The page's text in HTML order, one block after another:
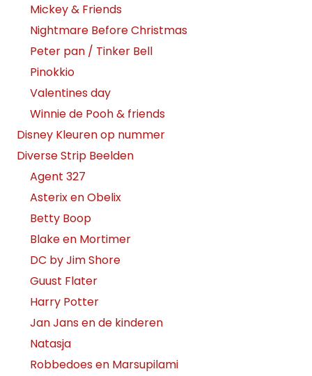
Mickey & Friends
Nightmare Before Christmas
Peter pan / Tinker Bell
Pinokkio
Valentines day
Winnie de Pooh & friends
Disney Kleuren op nummer
Diverse Strip Beelden
Agent 327
Asterix en Obelix
Betty Boop
Blake en Mortimer
DC by Jim Shore
Guust Flater
Harry Potter
Jan Jans en de kinderen
Natasja
Robbedoes en Marsupilami